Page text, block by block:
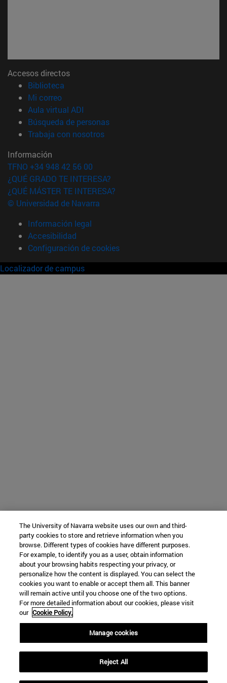
Accesos directos
Biblioteca
Mi correo(abre en nueva ventana)
Aula virtual ADI
Búsqueda de personas(abre en nueva ventana)
Trabaja con nosotros(abre en nueva ventana)
Información
TFNO +34 948 42 56 00
¿QUÉ GRADO TE INTERESA?
¿QUÉ MÁSTER TE INTERESA?
© Universidad de Navarra
Información legal
Accesibilidad
Configuración de cookies
Localizador de campus
The University of Navarra website uses our own and third-
party cookies to store and retrieve information when you
browse. Different types of cookies have different purposes.
For example, to identify you as a user, obtain information
about your browsing habits respecting your privacy, or
personalize how the content is displayed. You can select the
cookies you want to enable or accept them all. This banner
will remain active until you choose one of the two options.
For more detailed information about our cookies, please visit
our Cookie Policy.
Manage cookies
Reject All